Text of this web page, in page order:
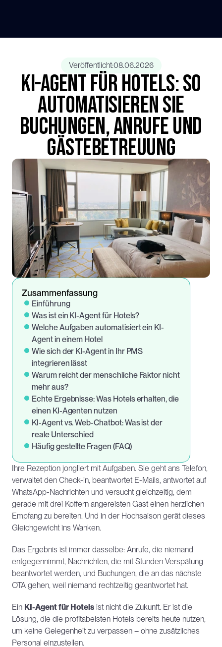
Veröffentlicht:08.06.2026
KI-Agent für Hotels: So
automatisieren Sie
Buchungen, Anrufe und
Gästebetreuung
Zusammenfassung
Einführung
Was ist ein KI-Agent für Hotels?
Welche Aufgaben automatisiert ein KI-
Agent in einem Hotel
Wie sich der KI-Agent in Ihr PMS
integrieren lässt
Warum reicht der menschliche Faktor nicht
mehr aus?
Echte Ergebnisse: Was Hotels erhalten, die
einen KI-Agenten nutzen
KI-Agent vs. Web-Chatbot: Was ist der
reale Unterschied
Häufig gestellte Fragen (FAQ)
Ihre Rezeption jongliert mit Aufgaben. Sie geht ans Telefon,
verwaltet den Check-in, beantwortet E-Mails, antwortet auf
WhatsApp-Nachrichten und versucht gleichzeitig, dem
gerade mit drei Koffern angereisten Gast einen herzlichen
Empfang zu bereiten. Und in der Hochsaison gerät dieses
Gleichgewicht ins Wanken.
Das Ergebnis ist immer dasselbe: Anrufe, die niemand
entgegennimmt, Nachrichten, die mit Stunden Verspätung
beantwortet werden, und Buchungen, die an das nächste
OTA gehen, weil niemand rechtzeitig geantwortet hat.
Ein KI-Agent für Hotels ist nicht die Zukunft. Er ist die
Lösung, die die profitabelsten Hotels bereits heute nutzen,
um keine Gelegenheit zu verpassen – ohne zusätzliches
Personal einzustellen.